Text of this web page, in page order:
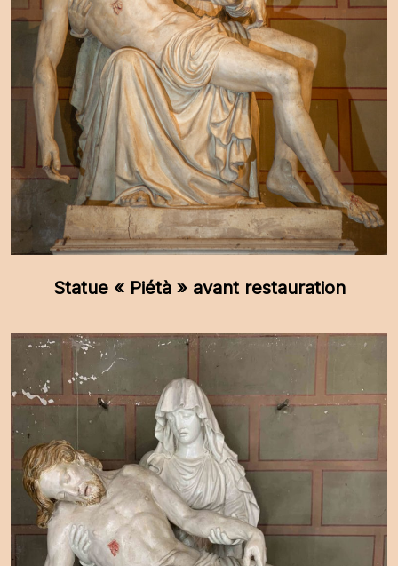
Statue « Piétà » avant restauration